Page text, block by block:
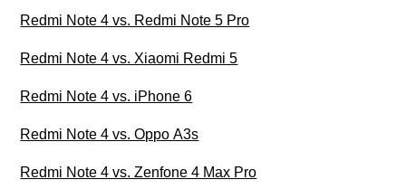
Redmi Note 4 vs. Redmi Note 5 Pro
Redmi Note 4 vs. Xiaomi Redmi 5
Redmi Note 4 vs. iPhone 6
Redmi Note 4 vs. Oppo A3s
Redmi Note 4 vs. Zenfone 4 Max Pro